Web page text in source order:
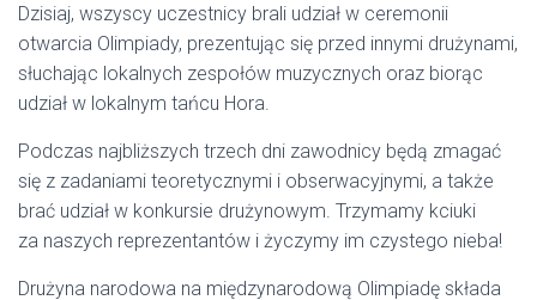
Dzisiaj, wszyscy uczestnicy brali udział w ceremonii
otwarcia Olimpiady, prezentując się przed innymi drużynami,
słuchając lokalnych zespołów muzycznych oraz biorąc
udział w lokalnym tańcu Hora.
Podczas najbliższych trzech dni zawodnicy będą zmagać
się z zadaniami teoretycznymi i obserwacyjnymi, a także
brać udział w konkursie drużynowym. Trzymamy kciuki
za naszych reprezentantów i życzymy im czystego nieba!
Drużyna narodowa na międzynarodową Olimpiadę składa